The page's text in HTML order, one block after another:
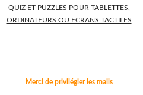
QUIZ ET PUZZLES POUR TABLETTES,
ORDINATEURS OU ECRANS TACTILES
Merci de privilégier les mails